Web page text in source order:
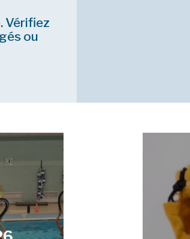
Vérifiez
ou